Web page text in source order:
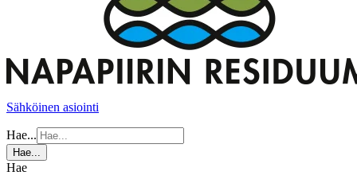
Sähköinen asiointi
Hae...
Hae...
Hae